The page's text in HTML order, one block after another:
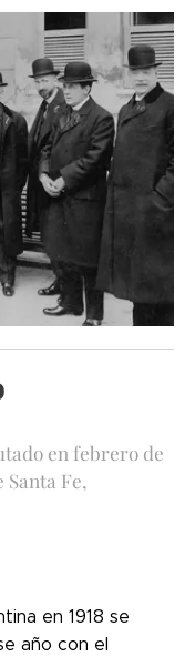
en febrero de
Santa Fe,
en 1918 se
año con el